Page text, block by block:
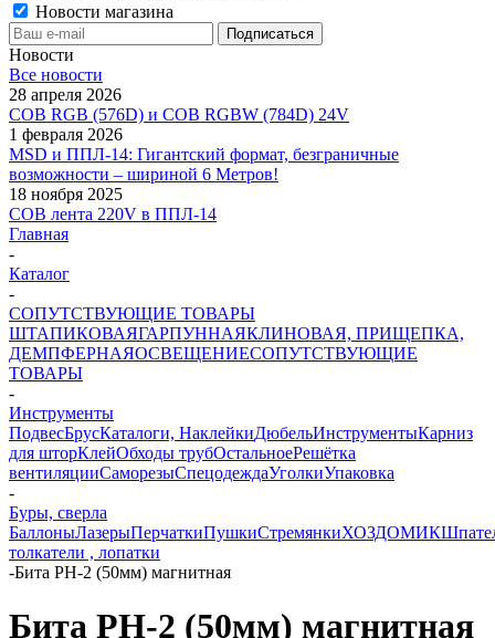
Новости магазина
Новости
Все новости
28 апреля 2026
COB RGB (576D) и COB RGBW (784D) 24V
1 февраля 2026
MSD и ППЛ-14: Гигантский формат, безграничные
возможности – шириной 6 Метров!
18 ноября 2025
COB лента 220V в ППЛ-14
Главная
-
Каталог
-
СОПУТСТВУЮЩИЕ ТОВАРЫ
ШТАПИКОВАЯГАРПУННАЯКЛИНОВАЯ, ПРИЩЕПКА,
ДЕМПФЕРНАЯОСВЕЩЕНИЕСОПУТСТВУЮЩИЕ
ТОВАРЫ
-
Инструменты
ПодвесБрусКаталоги, НаклейкиДюбельИнструментыКарниз
для шторКлейОбходы трубОстальноеРешётка
вентиляцииСаморезыСпецодеждаУголкиУпаковка
-
Буры, сверла
БаллоныЛазерыПерчаткиПушкиСтремянкиХОЗДОМИК
толкатели , лопатки
-Бита РН-2 (50мм) магнитная
Бита РН-2 (50мм) магнитная